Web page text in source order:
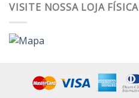
VISITE NOSSA LOJA FÍSICA